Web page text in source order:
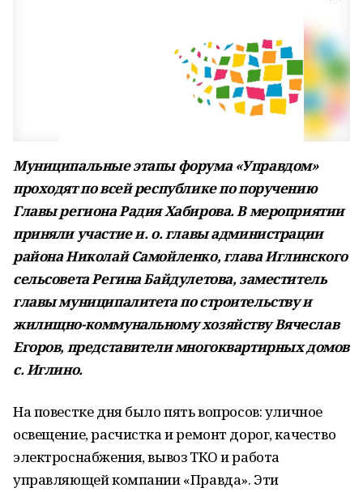
Муниципальные этапы форума «Управдом»
проходят по всей республике по поручению
Главы региона Радия Хабирова.В мероприятии
приняли участие и. о. главы администрации
района Николай Самойленко, глава Иглинского
сельсовета Регина Байдулетова, заместитель
главы муниципалитета по строительству и
жилищно-коммунальному хозяйству Вячеслав
Егоров, представители многоквартирных домов
с. Иглино.
На повестке дня было пять вопросов: уличное
освещение, расчистка и ремонт дорог, качество
электроснабжения, вывоз ТКО и работа
управляющей компании «Правда». Эти